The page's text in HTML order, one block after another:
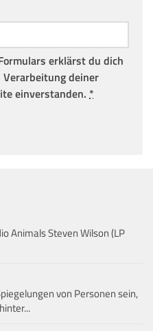
erklärst du dich
deiner
einverstanden. *
Animals Steven Wilson (LP
von Personen sein,